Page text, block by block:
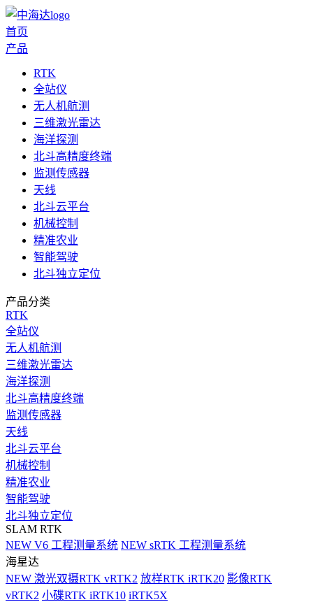
首页
产品
RTK
全站仪
无人机航测
三维激光雷达
海洋探测
北斗高精度终端
监测传感器
天线
北斗云平台
机械控制
精准农业
智能驾驶
北斗独立定位
产品分类
RTK
全站仪
无人机航测
三维激光雷达
海洋探测
北斗高精度终端
监测传感器
天线
北斗云平台
机械控制
精准农业
智能驾驶
北斗独立定位
SLAM RTK
NEW V6 工程测量系统 NEW sRTK 工程测量系统
海星达
NEW 激光双摄RTK vRTK2 放样RTK iRTK20 影像RTK
vRTK2 小碟RTK iRTK10 iRTK5X